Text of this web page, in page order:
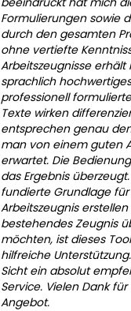
Formulierungen sowie
durch den gesamten
ohne vertiefte
Arbeitszeugnisse erhält
sprachlich
professionell
Texte wirken
entsprechen genau
man von einem guten
erwartet. Die
das Ergebnis
fundierte Grundlage
Arbeitszeugnis
bestehendes Zeugnis
möchten, ist dieses
hilfreiche
Sicht ein absolut
Service. Vielen Dank
Angebot.